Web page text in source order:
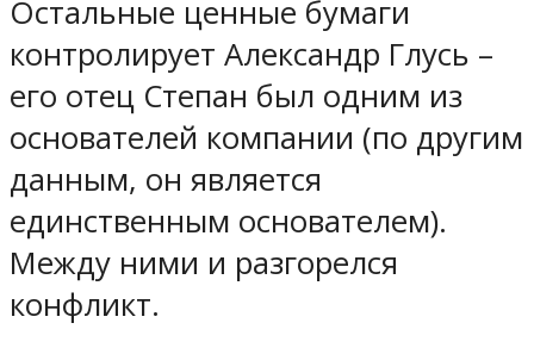
Остальные ценные бумаги
контролирует Александр Глусь –
его отец Степан был одним из
основателей компании (по другим
данным, он является
единственным основателем).
Между ними и разгорелся
конфликт.